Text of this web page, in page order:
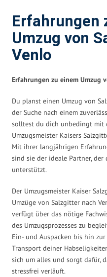
Erfahrungen
Umzug von
Venlo
Erfahrungen zu einem Umzug
Du planst einen Umzug von
der Suche nach einem
solltest du dich unbedingt mit
Umzugsmeister Kaisers
Mit ihrer langjährigen
sind sie der ideale Partner, der
unterstützt.
Der Umzugsmeister Kaiser
Umzüge von Salzgitter nach
verfügt über das nötige
des Umzugsprozesses zu
Ein- und Auspacken bis hin
Transport deiner
sich um alles und sorgt dafür,
stressfrei verläuft.